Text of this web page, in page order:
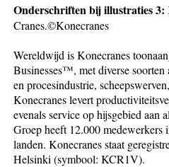
Onderschriften bij illustraties 3:
Cranes.©Konecranes
Wereldwijd is Konecranes
Businesses™, met diverse soorten
en procesindustrie,
Konecranes levert
evenals service op hijsgebied aan
Groep heeft 12.000 medewerkers
landen. Konecranes staat
Helsinki (symbool: KCR1V).